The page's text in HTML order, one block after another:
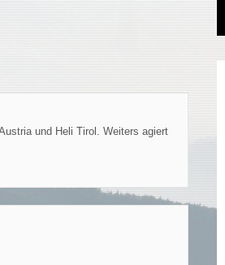
und Heli Tirol. Weiters agiert